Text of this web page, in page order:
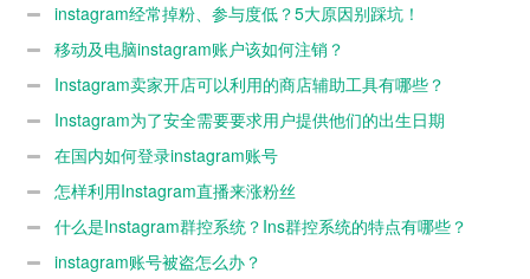
instagram经常掉粉、参与度低？5大原因别踩坑！
移动及电脑instagram账户该如何注销？
Instagram卖家开店可以利用的商店辅助工具有哪些？
Instagram为了安全需要要求用户提供他们的出生日期
在国内如何登录instagram账号
怎样利用Instagram直播来涨粉丝
什么是Instagram群控系统？Ins群控系统的特点有哪些？
instagram账号被盗怎么办？